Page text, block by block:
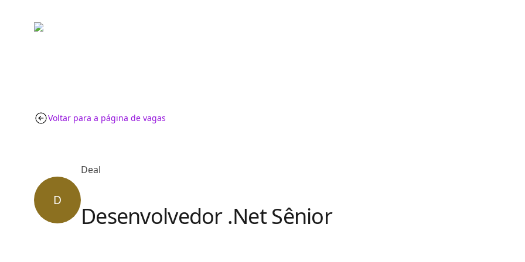
Voltar para a página de vagas
D
Deal
Desenvolvedor .Net Sênior